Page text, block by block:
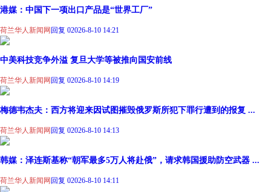
港媒：中国下一项出口产品是“世界工厂”
荷兰华人新闻网回复 02026-8-10 14:21
中美科技竞争外溢 复旦大学等被推向国安前线
荷兰华人新闻网回复 02026-8-10 14:19
梅德韦杰夫：西方将迎来因试图摧毁俄罗斯所犯下罪行遭到的报复 ...
荷兰华人新闻网 回复 02026-8-10 14:13
韩媒：泽连斯基称“朝军最多5万人将赴俄”，请求韩国援助防空武器 ...
荷兰华人新闻网 回复 02026-8-10 14:11